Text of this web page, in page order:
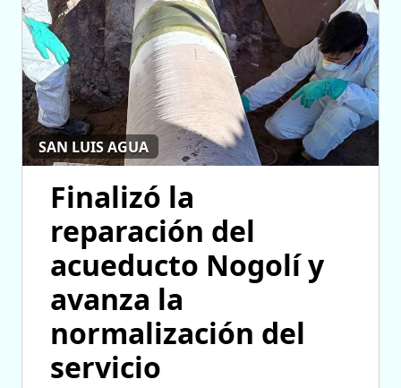
SAN LUIS AGUA
Finalizó la
reparación del
acueducto Nogolí y
avanza la
normalización del
servicio